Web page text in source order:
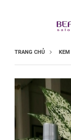
TRANG CHỦ KEM